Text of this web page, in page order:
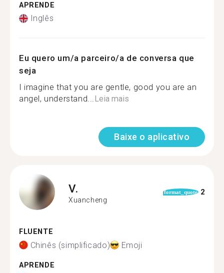
APRENDE
Inglês
Eu quero um/a parceiro/a de conversa que
seja
I imagine that you are gentle, good you are an
angel, understand...Leia mais
Baixe o aplicativo
V.
Xuancheng
format_quote 2
FLUENTE
Chinês (simplificado) Emoji
APRENDE